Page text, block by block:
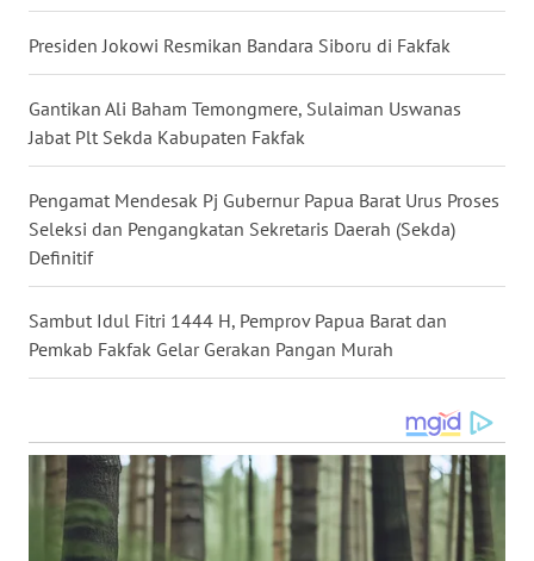
Presiden Jokowi Resmikan Bandara Siboru di Fakfak
Gantikan Ali Baham Temongmere, Sulaiman Uswanas
Jabat Plt Sekda Kabupaten Fakfak
Pengamat Mendesak Pj Gubernur Papua Barat Urus Proses
Seleksi dan Pengangkatan Sekretaris Daerah (Sekda)
Definitif
Sambut Idul Fitri 1444 H, Pemprov Papua Barat dan
Pemkab Fakfak Gelar Gerakan Pangan Murah
MALUKU
WN
MALUT
WN
DAIRI
WN
DANAU
TOBA
WN
LANGKAT